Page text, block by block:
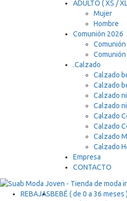
ADULTO ( XS /
Mujer
Hombre
Comunión 2026
Comunión
.Calzado
Calzado
Calzado
Calzado
Calzado
Calzado
Calzado
Calzado
Calzado
Empresa
CONTACTO
REBAJASBEBÉ ( de 0 a 36 meses )